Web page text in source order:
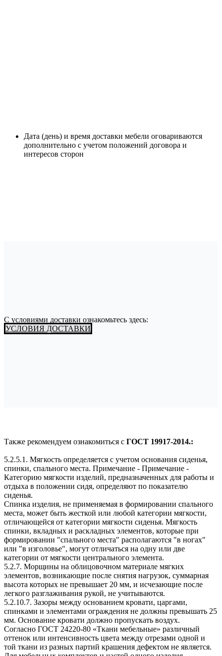
Дата (день) и время доставки мебели оговариваются
дополнительно с учетом положений договора и
интересов сторон
С условиями доставки ознакомьтесь здесь:
УСЛОВИЯ ДОСТАВКИ
Также рекомендуем ознакомиться с ГОСТ 19917-2014.:
5.2.5.1. Мягкость определяется с учетом основания сиденья,
спинки, спального места. Примечание - Примечание -
Категорию мягкости изделий, предназначенных для работы и
отдыха в положении сидя, определяют по показателю
сиденья.
Спинка изделия, не применяемая в формировании спального
места, может быть жесткой или любой категории мягкости,
отличающейся от категории мягкости сиденья. Мягкость
спинки, вкладных и раскладных элементов, которые при
формировании "спального места" располагаются "в ногах"
или "в изголовье", могут отличаться на одну или две
категории от мягкости центрального элемента.
5.2.7. Морщины на облицовочном материале мягких
элементов, возникающие после снятия нагрузок, суммарная
высота которых не превышает 20 мм, и исчезающие после
легкого разглаживания рукой, не учитываются.
5.2.10.7. Зазоры между основанием кровати, царгами,
спинками и элементами ограждения не должны превышать 25
мм. Основание кровати должно пропускать воздух.
Согласно ГОСТ 24220-80 «Ткани мебельные» различный
оттенок или интенсивность цвета между отрезами одной и
той ткани из разных партий крашения дефектом не является.